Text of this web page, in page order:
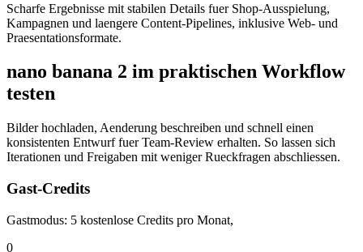
Scharfe Ergebnisse mit stabilen Details fuer Shop-Ausspielung,
Kampagnen und laengere Content-Pipelines, inklusive Web- und
Praesentationsformate.
nano banana 2 im praktischen Workflow
testen
Bilder hochladen, Aenderung beschreiben und schnell einen
konsistenten Entwurf fuer Team-Review erhalten. So lassen sich
Iterationen und Freigaben mit weniger Rueckfragen abschliessen.
Gast-Credits
Gastmodus: 5 kostenlose Credits pro Monat,
0